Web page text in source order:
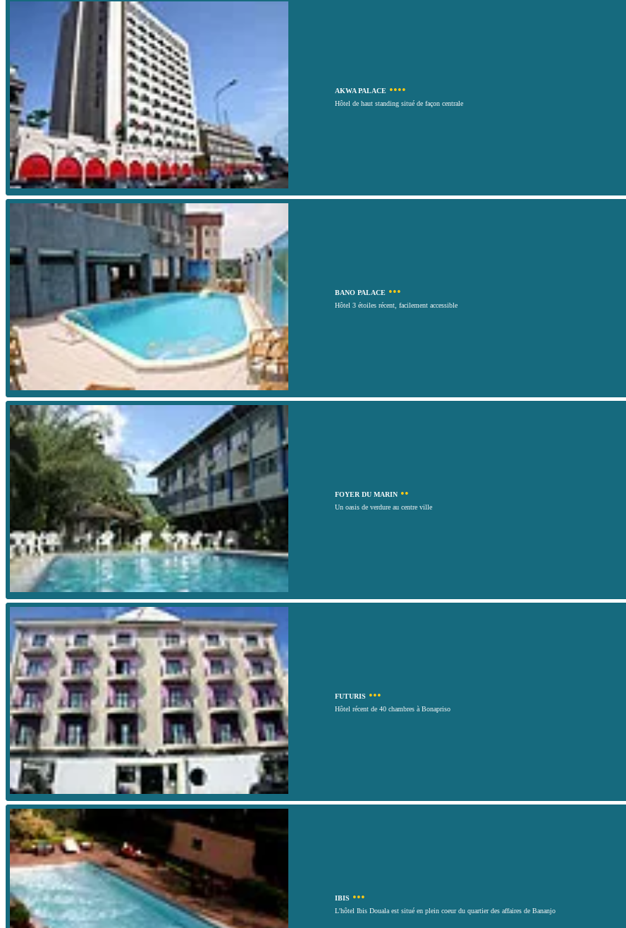
AKWA PALACE ••••
Hôtel de haut standing situé de façon centrale
BANO PALACE •••
Hôtel 3 étoiles récent, facilement accessible
FOYER DU MARIN ••
Un oasis de verdure au centre ville
FUTURIS •••
Hôtel récent de 40 chambres à Bonapriso
IBIS •••
L'hôtel Ibis Douala est situé en plein coeur du quartier des affaires de Bananjo